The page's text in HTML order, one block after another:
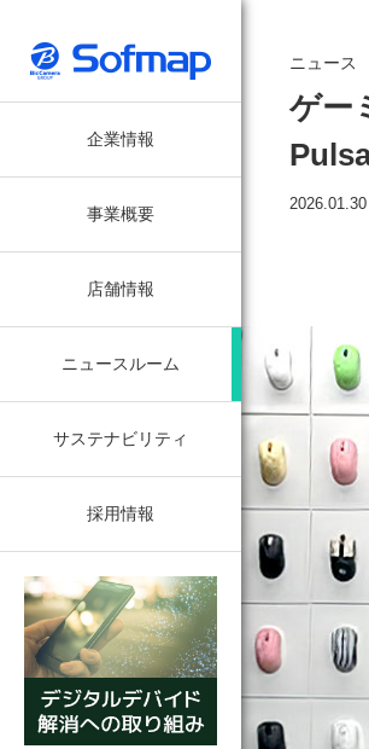
企業情報
事業概要
店舗情報
ニュースルーム
サステナビリティ
採用情報
ニュース
ゲー
2026.01.30